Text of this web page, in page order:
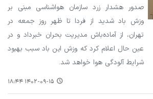
صدور هشدار زرد سازمان هواشناسی مبنی بر
وزش باد شدید از فردا تا ظهر روز جمعه در
تهران، از آماده‌باش مدیریت بحران خبرداد و در
عین حال اعلام کرد که وزش این باد سبب بهبود
شرایط آلودگی هوا خواهد شد.
۱۴۰۲-۰۹-۱۵ ۱۸:۴۴